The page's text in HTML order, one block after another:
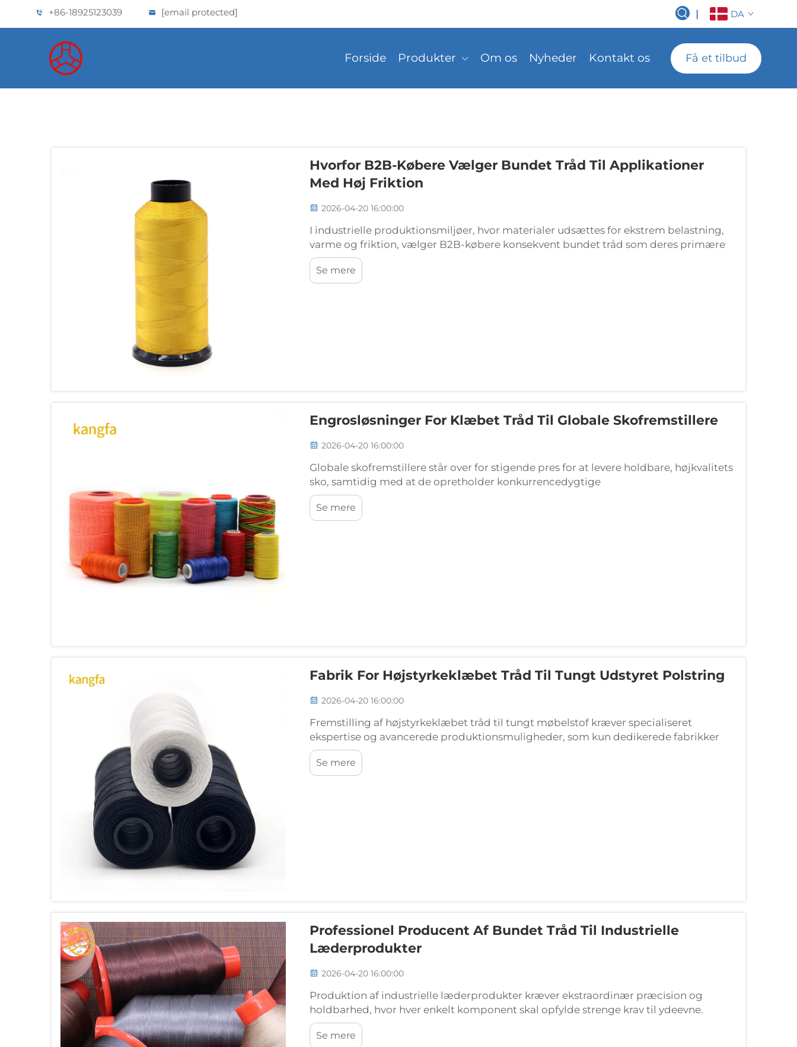
+86-18925123039 [email protected] | DA
Forside Produkter Om os Nyheder Kontakt os Få et tilbud
Hvorfor B2B-Købere Vælger Bundet Tråd Til Applikationer
Med Høj Friktion
2026-04-20 16:00:00
I industrielle produktionsmiljøer, hvor materialer udsættes for ekstrem belastning,
varme og friktion, vælger B2B-købere konsekvent bundet tråd som deres primære
syeløsning. Denne specialiserede trådkonstruktion sikrer enestående holdbarhed
og...
Se mere
Engrosløsninger For Klæbet Tråd Til Globale Skofremstillere
2026-04-20 16:00:00
Globale skofremstillere står over for stigende pres for at levere holdbare, højkvalitets
sko, samtidig med at de opretholder konkurrencedygtige
produktionsomkostninger og overholder strenge internationale standarder. Valget
af syematerialer spiller en afgørende rolle for at fastslå...
Se mere
Fabrik For Højstyrkeklæbet Tråd Til Tungt Udstyret Polstring
2026-04-20 16:00:00
Fremstilling af højstyrkeklæbet tråd til tungt møbelstof kræver specialiseret
ekspertise og avancerede produktionsmuligheder, som kun dedikerede fabrikker
kan levere. Disse produktionsfaciliteter skal opretholde præcis kvalitetskontrol sy...
Se mere
Professionel Producent Af Bundet Tråd Til Industrielle
Læderprodukter
2026-04-20 16:00:00
Produktion af industrielle læderprodukter kræver ekstraordinær præcision og
holdbarhed, hvor hver enkelt komponent skal opfylde strenge krav til ydeevne.
Professionelle producenter af klæbet tråd fungerer som afgørende partnere for
virksomheder, der fremstiller læder...
Se mere